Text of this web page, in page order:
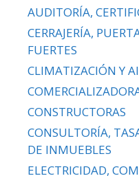
AUDITORÍA,
CERRAJERÍA,
FUERTES
CLIMATIZACIÓN Y
CONSTRUCTORAS
CONSULTORÍA,
DE INMUEBLES
ELECTRICIDAD,